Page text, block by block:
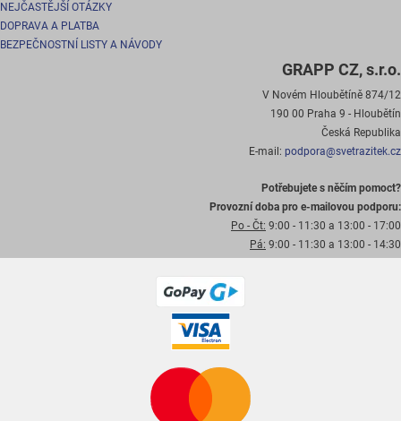
NEJČASTĚJŠÍ OTÁZKY
DOPRAVA A PLATBA
BEZPEČNOSTNÍ LISTY A NÁVODY
GRAPP CZ, s.r.o.
V Novém Hloubětíně 874/12
190 00 Praha 9 - Hloubětín
Česká Republika
E-mail: podpora@svetrazitek.cz
Potřebujete s něčím pomoct?
Provozní doba pro e-mailovou podporu:
Po - Čt: 9:00 - 11:30 a 13:00 - 17:00
Pá: 9:00 - 11:30 a 13:00 - 14:30